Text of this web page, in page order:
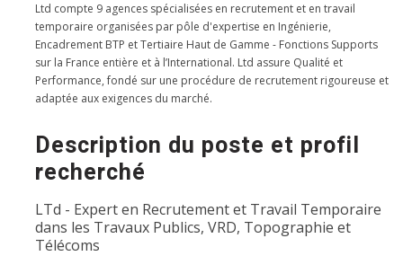
Ltd compte 9 agences spécialisées en recrutement et en travail
temporaire organisées par pôle d'expertise en Ingénierie,
Encadrement BTP et Tertiaire Haut de Gamme - Fonctions Supports
sur la France entière et à l’International. Ltd assure Qualité et
Performance, fondé sur une procédure de recrutement rigoureuse et
adaptée aux exigences du marché.
Description du poste et profil
recherché
LTd - Expert en Recrutement et Travail Temporaire
dans les Travaux Publics, VRD, Topographie et
Télécoms